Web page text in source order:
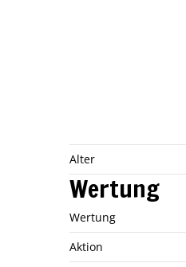
Alter
Wertung
Wertung
Aktion